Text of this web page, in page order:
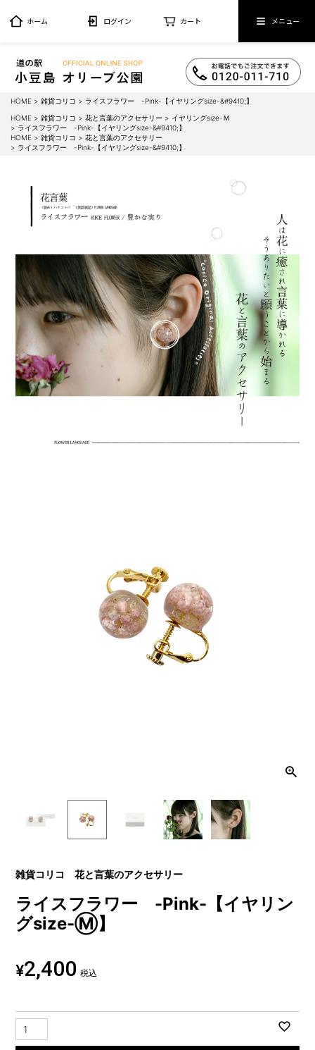
ホーム ログイン カート メニュー
HOME 雑貨コリコ
ライスフラワー -Pink-【イヤリングsize-&#9410;】
HOME
雑貨コリコ 花と言葉のアクセサリー
イヤリングsize-Ｍ
ライスフラワー -Pink-【イヤリングsize-&#9410;】
HOME
雑貨コリコ
花と言葉のアクセサリー
ライスフラワー -Pink-【イヤリングsize-&#9410;】
雑貨コリコ 花と言葉のアクセサリー
ライスフラワー -Pink-【イヤリン
グsize-Ⓜ】
¥2,400 税込